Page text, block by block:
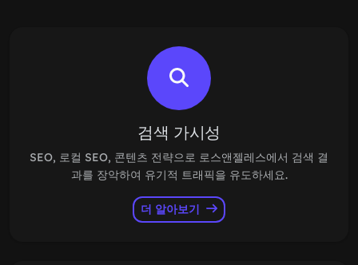
검색 가시성
SEO, 로컬 SEO, 콘텐츠 전략으로 로스앤젤레스에서 검색 결
과를 장악하여 유기적 트래픽을 유도하세요.
더 알아보기